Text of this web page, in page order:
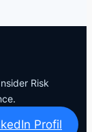
Risk
Profil